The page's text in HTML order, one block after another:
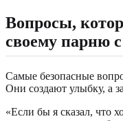
Вопросы,
своему парню
Самые безопасные
Они создают улыбку, а
«Если бы я сказал, что